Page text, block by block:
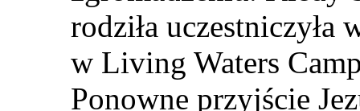
rodziła
w Living Waters
Ponowne przyjście